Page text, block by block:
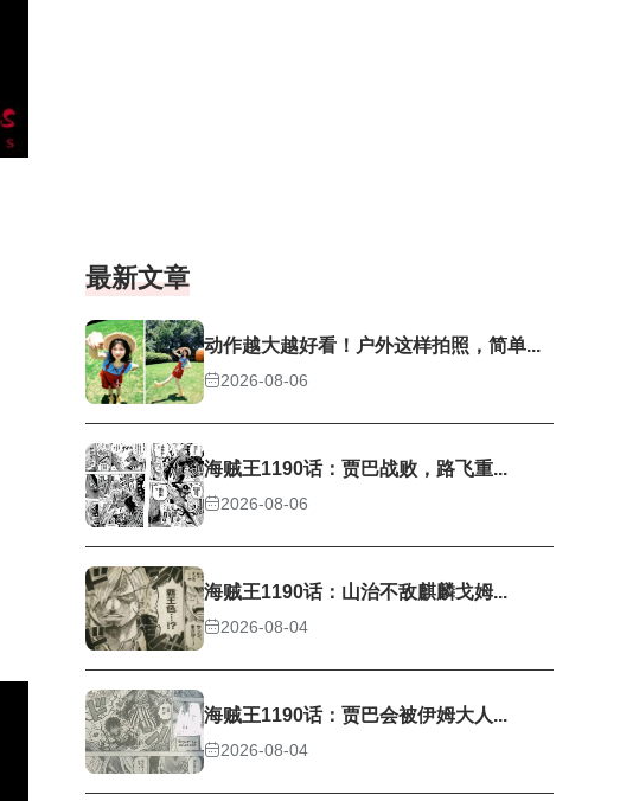
最新文章
动作越大越好看！户外这样拍照，简单...
2026-08-06
海贼王1190话：贾巴战败，路飞重...
2026-08-06
海贼王1190话：山治不敌麒麟戈姆...
2026-08-04
海贼王1190话：贾巴会被伊姆大人...
2026-08-04